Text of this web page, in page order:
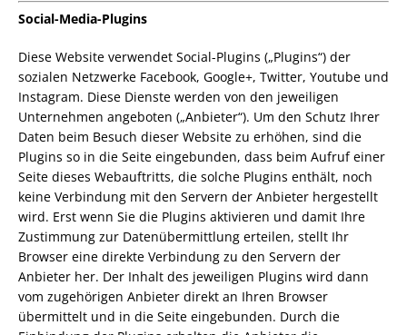
Social-Media-Plugins
Diese Website verwendet Social-Plugins („Plugins“) der
sozialen Netzwerke Facebook, Google+, Twitter, Youtube und
Instagram. Diese Dienste werden von den jeweiligen
Unternehmen angeboten („Anbieter“). Um den Schutz Ihrer
Daten beim Besuch dieser Website zu erhöhen, sind die
Plugins so in die Seite eingebunden, dass beim Aufruf einer
Seite dieses Webauftritts, die solche Plugins enthält, noch
keine Verbindung mit den Servern der Anbieter hergestellt
wird. Erst wenn Sie die Plugins aktivieren und damit Ihre
Zustimmung zur Datenübermittlung erteilen, stellt Ihr
Browser eine direkte Verbindung zu den Servern der
Anbieter her. Der Inhalt des jeweiligen Plugins wird dann
vom zugehörigen Anbieter direkt an Ihren Browser
übermittelt und in die Seite eingebunden. Durch die